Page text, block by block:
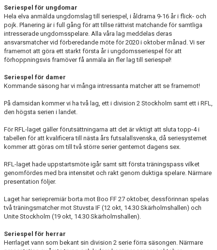
KNATTEFOTBOLLSSKOLA
PARTNERSKAP & SPONSRING
SKOLSAMARBETEN
SOCIAL HÅLLBARHET
TRÄNINGSKLÄDER
FONDER
Seriespel för ungdomar
Hela elva anmälda ungdomslag till seriespel, i åldrarna 9-16 år i flick- och
pojk. Planering är i full gång för att tillse rättvist matchande för samtliga
intresserade ungdomsspelare. Alla våra lag meddelas deras
ansvarsmatcher vid förberedande möte för 2020 i oktober månad. Vi ser
framemot att göra ett starkt första år i ungdomsseriespel för att
förhoppningsvis framöver få anmäla än fler lag till seriespel!
Seriespel för damer
Kommande säsong har vi många intressanta matcher att se framemot!
På damsidan kommer vi ha två lag, ett i division 2 Stockholm samt ett i RFL,
den högsta serien i landet.
För RFL-laget gäller förutsättningarna att det är viktigt att sluta topp-4 i
tabellen för att kvalificera till nästa års futsalallsvenska, då seriesystemet
kommer att göras om till två större serier gentemot dagens sex.
RFL-laget hade uppstartsmöte igår samt sitt första träningspass vilket
genomfördes med bra intensitet och rakt genom duktiga spelare. Närmare
presentation följer.
Laget har seriepremiär borta mot Boo FF 27 oktober, dessförinnan spelas
två träningsmatcher mot Stuvsta IF (12 okt, 14.30 Skärholmshallen) och
Unite Stockholm (19 okt, 14.30 Skärholmshallen).
Seriespel för herrar
Herrlaget vann som bekant sin division 2 serie förra säsongen. Närmare